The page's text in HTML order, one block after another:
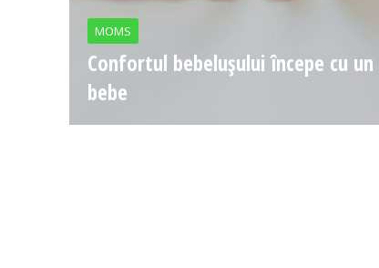
MOMS
Confortul bebelușului începe cu un
bebe